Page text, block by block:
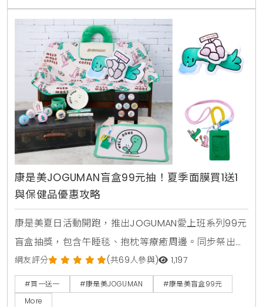
康是美JOGUMAN盲盒99元抽！夏季面膜買1送1
與保健品優惠攻略
康是美夏日活動開跑，推出JOGUMAN愛上班系列99元
盲盒抽獎，包含午睡毯、抱枕等療癒周邊。同步祭出活
力健康節保健品買1送1與金卡會員面膜點數30倍送，由
美妝生活專家分享夏日補給省錢攻略。
網友評分 (共69人參與) 1,197
#買一送一 #康是美JOGUMAN
#康是美盲盒99元
More